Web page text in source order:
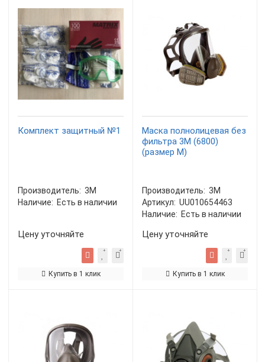
Комплект защитный №1
Производитель: 3М
Наличие: Есть в наличии
Цену уточняйте
Купить в 1 клик
Маска полнолицевая без
фильтра 3М (6800)
(размер М)
Производитель: 3М
Артикул: UU010654463
Наличие: Есть в наличии
Цену уточняйте
Купить в 1 клик